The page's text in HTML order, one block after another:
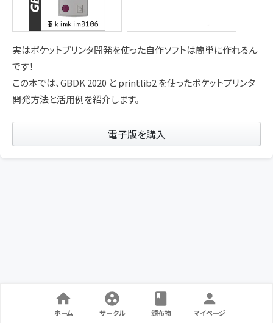
実はポケットプリンタ開発を使った自作ソフトは簡単に作れるん
です！
この本では、GBDK 2020 と printlib2 を使ったポケットプリンタ
開発方法と活用例を紹介します。
電子版を購入
ホーム サークル 頒布物 マイページ